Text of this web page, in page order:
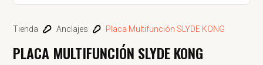
Tienda Anclajes Placa Multifunción SLYDE KONG
PLACA MULTIFUNCIÓN SLYDE KONG